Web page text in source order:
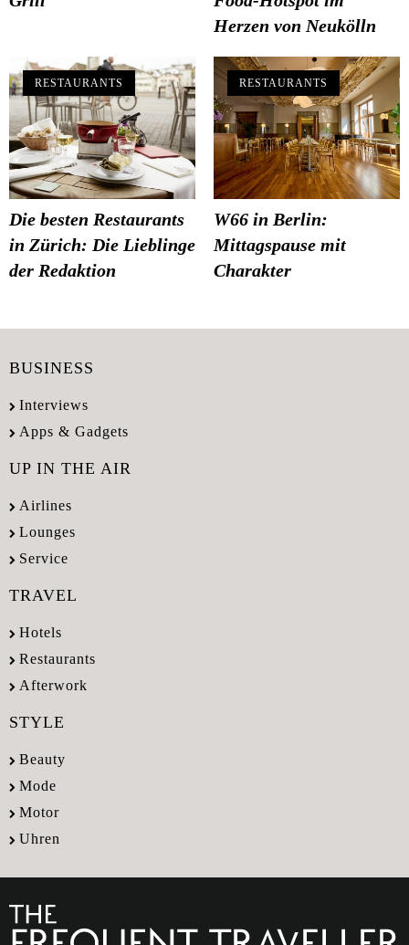
Herzen von Neukölln
RESTAURANTS
Die besten Restaurants
in Zürich: Die Lieblinge
der Redaktion
RESTAURANTS
W66 in Berlin:
Mittagspause mit
Charakter
BUSINESS
Interviews
Apps & Gadgets
UP IN THE AIR
Airlines
Lounges
Service
TRAVEL
Hotels
Restaurants
Afterwork
STYLE
Beauty
Mode
Motor
Uhren